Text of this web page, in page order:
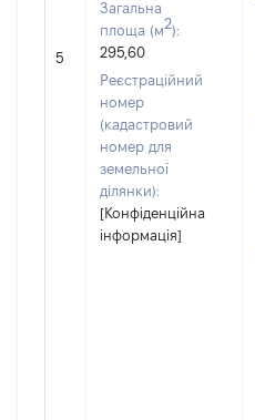
5
Загальна
площа (м2):
295,60
Реєстраційний
номер
(кадастровий
номер для
земельної
ділянки):
[Конфіденційна
інформація]